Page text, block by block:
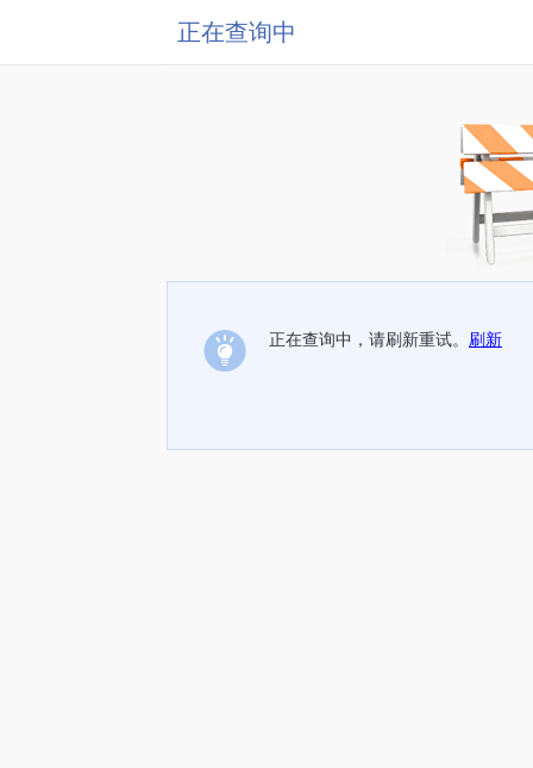
正在查询中
正在查询中，请刷新重试。 刷新